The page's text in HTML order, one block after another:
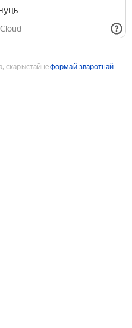
скарыстайцеформай зваротнай